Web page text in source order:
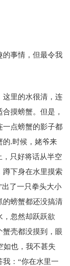
的事情，但最令我
这里的水很清，连
摸螃蟹。但是，
一点螃蟹的影子都
的.时候，姥爷来
，只好将话从半空
蹲下身在水里摸索
了一只拳头大小
的螃蟹都还没搞清
，忽然却跃跃欲
蟹壳都没摸到，眼
如也，我不甚失
：“你在水里一